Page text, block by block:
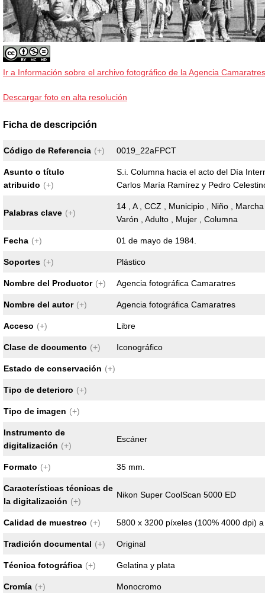
Ir a Información sobre el archivo fotográfico de la Agencia
Descargar foto en alta resolución
Ficha de descripción
Código de Referencia (+) 0019_22aFPCT
Asunto o título
atribuido (+)
S.i. Columna hacia el acto del Día
Carlos María Ramírez y Pedro
Palabras clave (+)
14 , A , CCZ , Municipio , Niño ,
Varón , Adulto , Mujer , Columna
Fecha (+) 01 de mayo de 1984.
Soportes (+) Plástico
Nombre del Productor (+) Agencia fotográfica Camaratres
Nombre del autor (+) Agencia fotográfica Camaratres
Acceso (+) Libre
Clase de documento (+) Iconográfico
Estado de conservación (+)
Tipo de deterioro (+)
Tipo de imagen (+)
Instrumento de
digitalización (+)
Escáner
Formato (+) 35 mm.
Características técnicas de
la digitalización (+)
Nikon Super CoolScan 5000 ED
Calidad de muestreo (+) 5800 x 3200 píxeles (100% 4000 dpi)
Tradición documental (+) Original
Técnica fotográfica (+) Gelatina y plata
Cromía (+) Monocromo